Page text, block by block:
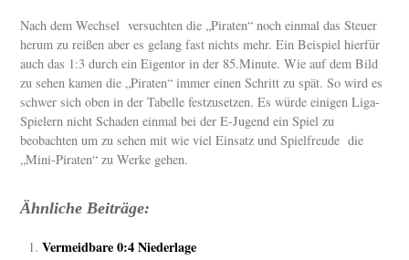
Nach dem Wechsel versuchten die „Piraten“ noch einmal das Steuer
herum zu reißen aber es gelang fast nichts mehr. Ein Beispiel hierfür
auch das 1:3 durch ein Eigentor in der 85.Minute. Wie auf dem Bild
zu sehen kamen die „Piraten“ immer einen Schritt zu spät. So wird es
schwer sich oben in der Tabelle festzusetzen. Es würde einigen Liga-
Spielern nicht Schaden einmal bei der E-Jugend ein Spiel zu
beobachten um zu sehen mit wie viel Einsatz und Spielfreude die
„Mini-Piraten“ zu Werke gehen.
Ähnliche Beiträge:
Vermeidbare 0:4 Niederlage